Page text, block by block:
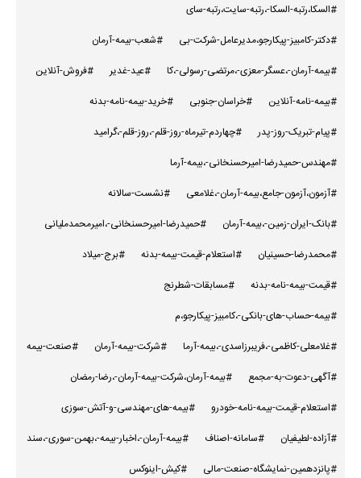
#السکا،رتبه-السکا-،رتبه-سایت،رتبه-سای
#دکتر-کامبیز-پیکارجو،مدیرعامل-شرکت-بی
#شعب-بیمه-آرمان
#بیمه-آرمان-،عسگر-معزی-،مرتضی-رسولی-،کا
#عید-غدیر
#فروش-آنلاین
#بیمه-نامه-آنلاین
#خراسان-جنوبی
#خرید-بیمه-نامه-بدنه
#پیام-تبریک-روز-پدر
#چهاردم-تیرماه-روز-قلم-،روز-قلم-،گرامید
#مهندس-حمیدرضا-امیرحسنخانی-،بیمه-آرما
#آزمون،آزمون-جامع،بیمه-آرمان-،غلامعی
#نشست-سالانه
#بانک-ایران-زمین-،بیمه-آرمان
#حمیدرضا-امیرحسنخانی-،امیرمحمدملیانی
#محمدرضا-حسینیان
#استعلام-قیمت-بیمه-بدنه
#برج-میلاد
#قیمت-بیمه-نامه-بدنه
#مسابقات-شطرنج
#بیمه-حساب-های-بانکی-،کامبیز-پیکارجو،م
#غلامعلی-کاظمی-،فریبرزاسدی-،بیمه-آرما
#شرکت-بیمه-آرمان
#صنعت-بیمه
#آگهی-دعوت-به-مجمع
#بیمه-آرمان،شرکت-بیمه-آرمان-،رضا-رمضان
#استعلام-قیمت-بیمه-نامه-خودرو
#بیمه-های-مهندسی-و-آتش-سوزی
#آزاده-لطیفیان
#سامانه-اصناف
#بیمه-آرمان-،اخبار-بیمه-،بهمن-سوری-،سند
#پانزدهمین-نمایشگاه-صنعت-مالی
#کیش-اینوکس